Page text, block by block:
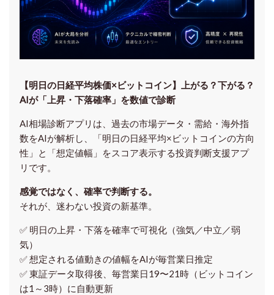
【明日の⽇経平均株価×ビットコイン】上がる？下がる？
AIが「上昇・下落確率」を数値で診断
AI相場診断アプリは、過去の市場データ・需給・海外指
数をAIが解析し、「明日の日経平均×ビットコインの方向
性」と「想定値幅」をスコア表示する投資判断支援アプ
リです。
感覚ではなく、確率で判断する。
それが、迷わない投資の新基準。
✅ 明日の上昇・下落を確率で可視化（強気／中立／弱
気）
✅ 想定される値動きの値幅をAIが毎営業日推定
✅ 東証データ取得後、 毎営業日19〜21時（ビットコイン
は1～3時）に自動更新